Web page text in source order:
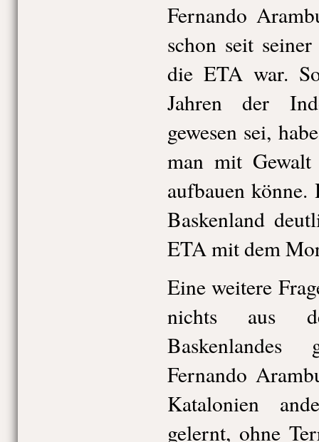
Fernando
schon seit
die ETA war.
Jahren der
gewesen sei,
man mit Gewalt
aufbauen
Baskenland
ETA mit dem
Eine weitere
nichts aus
Fernando
Katalonien
gelernt, ohne